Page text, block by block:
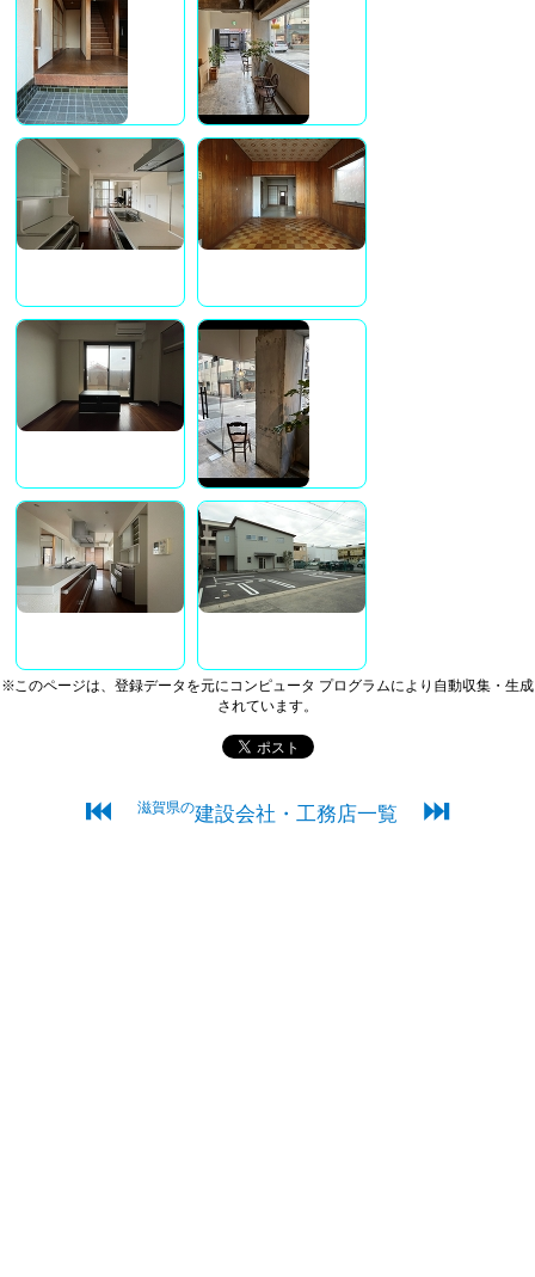
※このページは、登録データを元にコンピュータ プログラムにより自動収集・生成
されています。
⏮ 滋賀県の建設会社・工務店一覧 ⏭